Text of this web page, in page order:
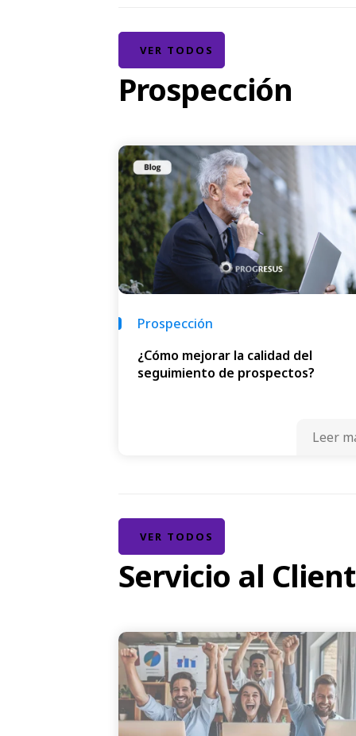
VER TODOS
Prospección
Prospección
¿Cómo mejorar la calidad del
seguimiento de prospectos?
Leer
VER TODOS
Servicio al